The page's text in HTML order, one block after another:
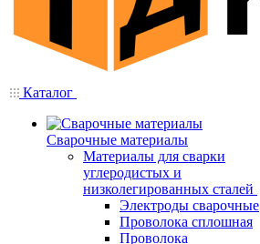
Каталог
Сварочные материалы
Материалы для сварки
углеродистых и
низколегированных сталей
Электроды сварочные
Проволока сплошная
Проволока